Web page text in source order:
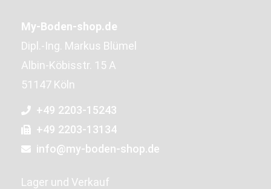
My-Boden-shop.de
Dipl.-Ing. Markus Blümel
Albin-Köbisstr. 15 A
51147 Köln
+49 2203-15243
+49 2203-13134
info@my-boden-shop.de
Lager und Verkauf